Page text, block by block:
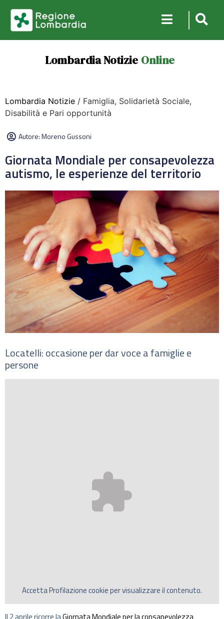
Lombardia Notizie Online
Lombardia Notizie / Famiglia, Solidarietà Sociale,
Disabilità e Pari opportunità
Autore:Moreno Gussoni
Giornata Mondiale per consapevolezza
autismo, le esperienze del territorio
Locatelli: occasione per dar voce a famiglie e
persone
AccettaProfilazionecookie per visualizzare il contenuto.
Il 2 aprile ricorre laGiornata Mondiale per la consapevolezza